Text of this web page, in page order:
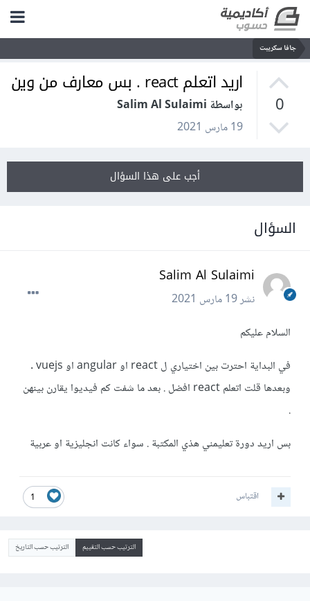
جافا سكريبت
0
اريد اتعلم react . بس معارف من وين
بواسطة Salim Al Sulaimi
19 مارس 2021
أجب على هذا السؤال
السؤال
Salim Al Sulaimi
نشر19 مارس 2021
السلام عليكم
في البداية احترت بين اختياري ل react او angular او vuejs .
وبعدها قلت اتعلم react افضل . بعد ما شفت كم فيديوا يقارن بينهن
.
بس اريد دورة تعليمني هذي المكتبة . سواء كانت انجليزية او عربية
1 اقتباس
الترتيب حسب التقييم الترتيب حسب التاريخ